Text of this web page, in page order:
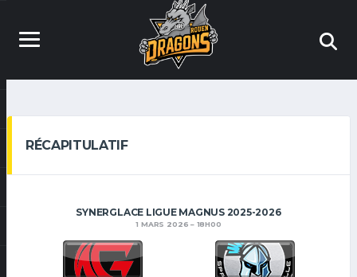
RÉCAPITULATIF
SYNERGLACE LIGUE MAGNUS 2025-2026
1 MARS 2026 18H00